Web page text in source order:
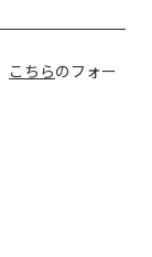
こちらのフォー